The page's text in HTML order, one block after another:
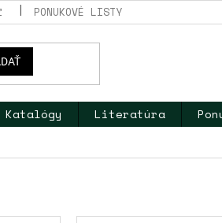
PONUKOVÉ LISTY
Katalógy Literatúra